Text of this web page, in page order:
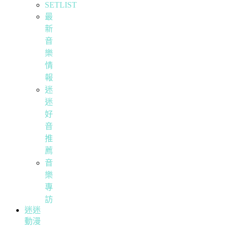
SETLIST
最
新
音
樂
情
報
迷
迷
好
音
推
薦
音
樂
專
訪
迷迷
動漫